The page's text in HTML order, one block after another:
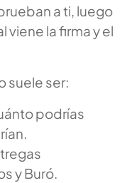
a ti, luego
viene la firma y el
suele ser:
podrías
y Buró.